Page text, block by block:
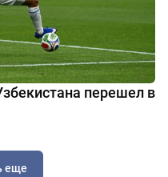
перешел в
еще